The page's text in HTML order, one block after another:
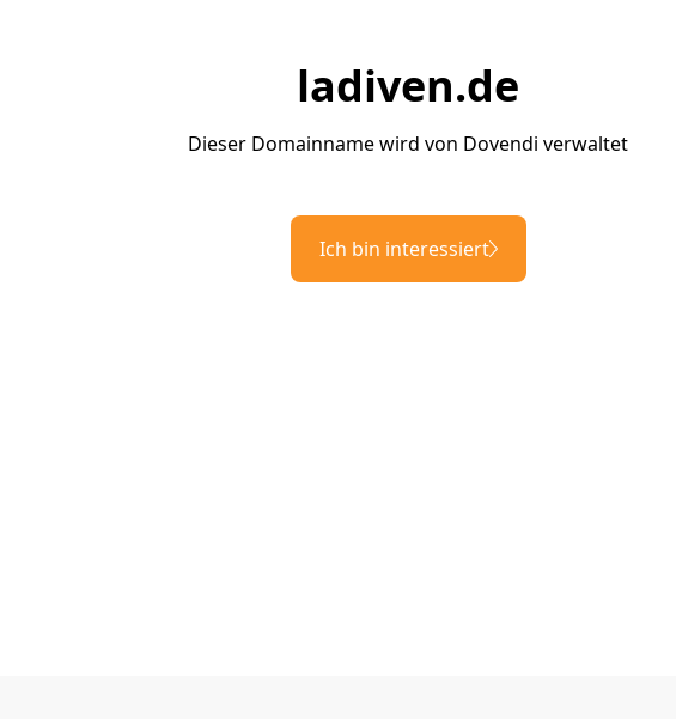
ladiven.de
Dieser Domainname wird von Dovendi verwaltet
Ich bin interessiert